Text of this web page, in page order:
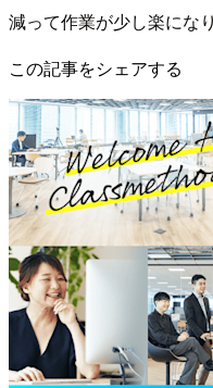
減って作業が少し楽になり
この記事をシェアする